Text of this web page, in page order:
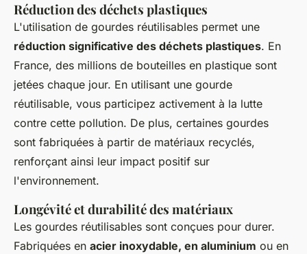
Réduction des déchets plastiques
L'utilisation de gourdes réutilisables permet une
réduction significative des déchets plastiques. En
France, des millions de bouteilles en plastique sont
jetées chaque jour. En utilisant une gourde
réutilisable, vous participez activement à la lutte
contre cette pollution. De plus, certaines gourdes
sont fabriquées à partir de matériaux recyclés,
renforçant ainsi leur impact positif sur
l'environnement.
Longévité et durabilité des matériaux
Les gourdes réutilisables sont conçues pour durer.
Fabriquées en acier inoxydable, en aluminium ou en